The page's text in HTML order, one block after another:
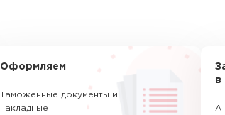
Оформляем
Таможенные документы и
накладные
в
А